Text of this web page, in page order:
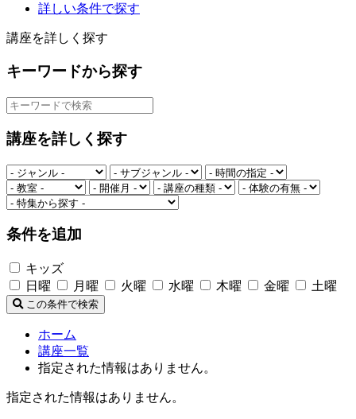
詳しい条件で探す
講座を詳しく探す
キーワードから探す
講座を詳しく探す
条件を追加
キッズ
日曜
月曜 火曜 水曜 木曜 金曜 土曜
この条件で検索
ホーム
講座一覧
指定された情報はありません。
指定された情報はありません。